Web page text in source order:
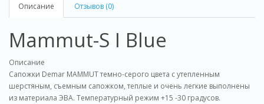
Описание Отзывов (0)
Mammut-S I Blue
Описание
Cапожки Demar MAMMUT темно-серого цвета с утепленным
шерстяным, съемным сапожком, теплые и очень легкие выполнены
из материала ЭВА. Температурный режим +15 -30 градусов.